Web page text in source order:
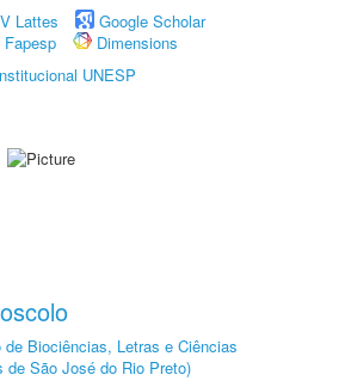
Lattes
Google Scholar
Fapesp
Dimensions
UNESP
de Biociências, Letras e Ciências
de São José do Rio Preto)